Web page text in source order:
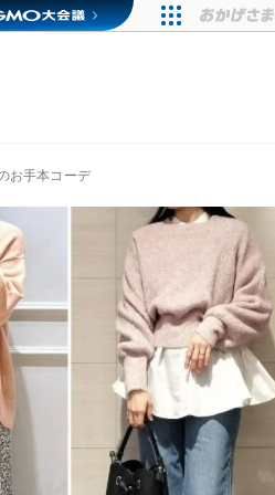
お手本コーデ